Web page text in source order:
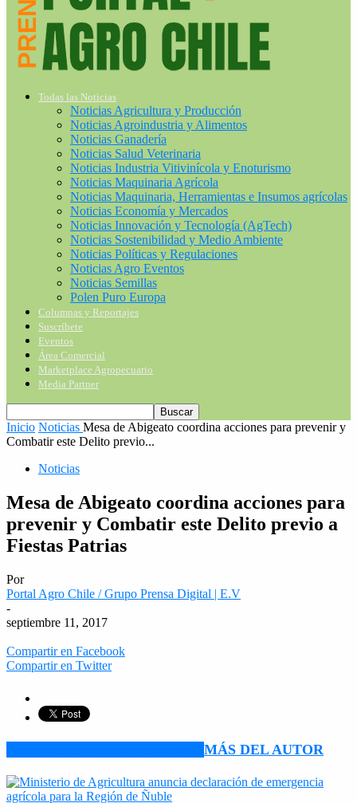
Todas las Noticias
Noticias Agricultura y Producción
Noticias Agroindustria y Alimentos
Noticias Ganadería
Noticias Salud Veterinaria
Noticias Industria Vitivinícola y Enoturismo
Noticias Maquinaria Agrícola
Noticias Maquinaria, Herramientas e Insumos agrícolas
Noticias Economía y Mercados
Noticias Innovación y Tecnología (AgTech)
Noticias Sostenibilidad y Medio Ambiente
Noticias Políticas y Regulaciones
Noticias Agro Eventos
Noticias Semillas
Polen Puro Europa
Columnas y Reportajes
Suscríbete
Eventos
Área Comercial
Marketplace Agropecuario
Media Partner
Inicio Noticias Mesa de Abigeato coordina acciones para prevenir y
Combatir este Delito previo...
Noticias
Mesa de Abigeato coordina acciones para
prevenir y Combatir este Delito previo a
Fiestas Patrias
Por
Portal Agro Chile / Grupo Prensa Digital | E.V
-
septiembre 11, 2017
Compartir en Facebook
Compartir en Twitter
MÁS DEL AUTOR